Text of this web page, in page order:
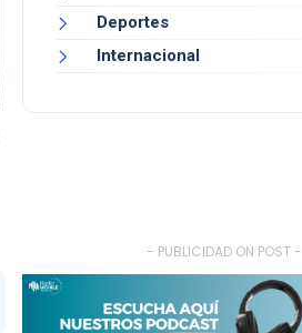
Deportes
Internacional
- PUBLICIDAD ON POST -